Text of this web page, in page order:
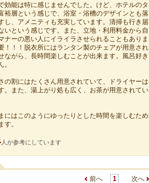
効能は特に感じませんでした。けど、ホテルのタ
裕層という感じで、浴室・浴槽のデザインとも落
し、アメニティも充実しています。清掃も行き届
いという感じです。また、立地・利用料金から自
ナーの悪い人にイライラさせられることもありま
！！！脱衣所にはランタン製のチェアが用意され
ながら、長時間楽しむことが出来ます。風呂好き
の割にはたくさん用意されていて、ドライヤーは
。また、湯上がり処も広く、お茶が用意されてい
にはこのようにゆったりとした時間を楽しむため
。
人が参考にしています
前へ 1 次へ